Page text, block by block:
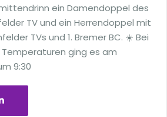
ein Damendoppel des
TV und ein Herrendoppel mit
TVs und 1. Bremer BC. ☀️ Bei
ging es am
9:30